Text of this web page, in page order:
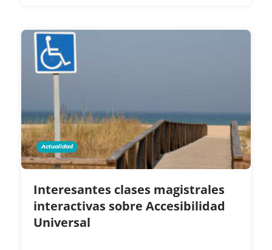
Actualidad
Interesantes clases magistrales
interactivas sobre Accesibilidad
Universal